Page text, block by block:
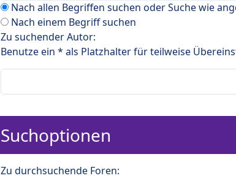
Nach allen Begriffen suchen oder Suche wie
Nach einem Begriff suchen
Zu suchender Autor:
Benutze ein * als Platzhalter für teilweise
Suchoptionen
Zu durchsuchende Foren: